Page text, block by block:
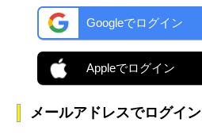
Googleでログイン
Appleでログイン
メールアドレスでログイン